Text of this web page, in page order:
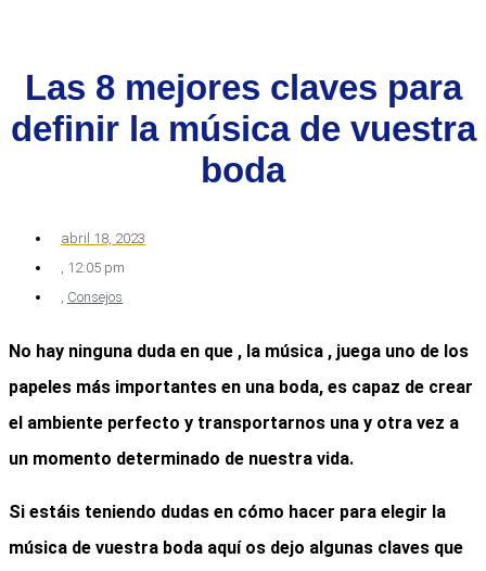
Las 8 mejores claves para
definir la música de vuestra
boda
abril 18, 2023
12:05 pm
Consejos
No hay ninguna duda en que , la música , juega uno de los
papeles más importantes en una boda, es capaz de crear
el ambiente perfecto y transportarnos una y otra vez a
un momento determinado de nuestra vida.
Si estáis teniendo dudas en cómo hacer para elegir la
música de vuestra boda aquí os dejo algunas claves que